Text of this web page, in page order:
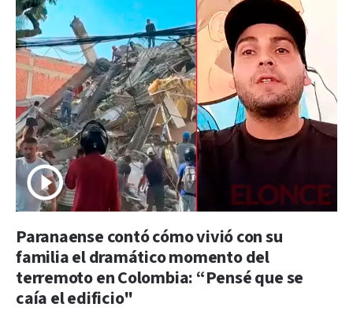
Paranaense contó cómo vivió con su
familia el dramático momento del
terremoto en Colombia: “Pensé que se
caía el edificio"